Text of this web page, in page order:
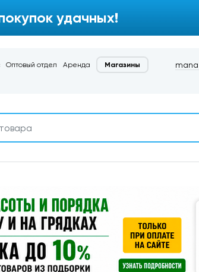
удачных!
Оптовый отдел Аренда Магазины